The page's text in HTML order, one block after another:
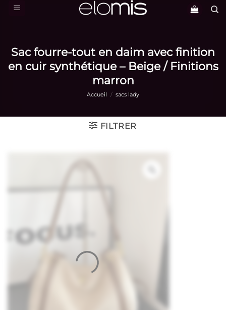
Passer
Sac fourre-tout en daim avec finition
en cuir synthétique – Beige / Finitions
marron
Accueil / sacs lady
FILTRER